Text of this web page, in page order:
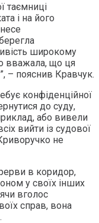
таємниці
і на його
широкому
вважала, що ця
– пояснив Кравчук.
конфіденційної
до суду,
або вивели
вийти із судової
не
в коридор,
у своїх інших
вголос
справ, вона